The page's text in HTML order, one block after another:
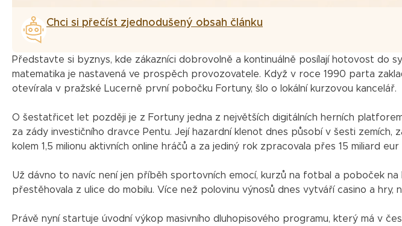
Chci si přečíst zjednodušený obsah článku
Představte si byznys, kde zákazníci dobrovolně a kontinuálně posílají hotovost do
matematika je nastavená ve prospěch provozovatele. Když v roce 1990 parta
otevírala v pražské Lucerně první pobočku Fortuny, šlo o lokální kurzovou kancelář.
O šestatřicet let později je z Fortuny jedna z největších digitálních herních
za zády investičního dravce Pentu. Její hazardní klenot dnes působí v šesti zemích,
kolem 1,5 milionu aktivních online hráčů a za jediný rok zpracovala přes 15 miliard
Už dávno to navíc není jen příběh sportovních emocí, kurzů na fotbal a poboček na
přestěhovala z ulice do mobilu. Více než polovinu výnosů dnes vytváří casino a hry,
Právě nyní startuje úvodní výkop masivního dluhopisového programu, který má v